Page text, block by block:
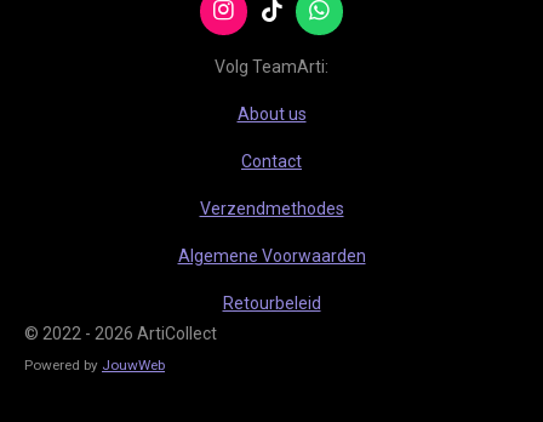
I
n
s
T
k
o
k
W
h
a
Volg TeamArti:
About us
Contact
Verzendmethodes
Algemene Voorwaarden
Retourbeleid
© 2022 - 2026 ArtiCollect
Powered by JouwWeb